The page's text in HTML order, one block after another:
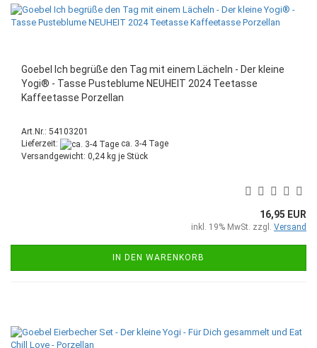
Goebel Ich begrüße den Tag mit einem Lächeln - Der kleine
Yogi® - Tasse Pusteblume NEUHEIT 2024 Teetasse
Kaffeetasse Porzellan
Art.Nr.: 54103201
Lieferzeit:
ca. 3-4 Tage
Versandgewicht: 0,24kg je Stück
16,95 EUR
inkl. 19% MwSt. zzgl. Versand
IN DEN WARENKORB